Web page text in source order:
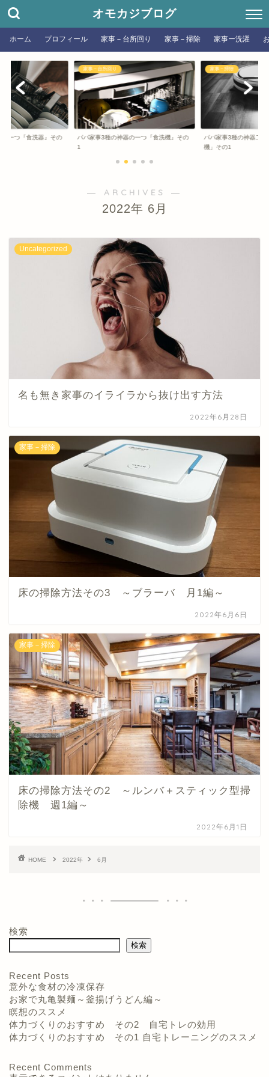
オモカジブログ
ホーム プロフィール 家事－台所回り 家事－掃除 家事ー洗濯
一つ『食洗器』その
家事－台所回り
パパ家事3種の神器の一つ『食洗機』その
1
家事－掃除
パパ家事3種の神器二
機」その1
― ARCHIVES ―
2022年 6月
Uncategorized
名も無き家事のイライラから抜け出す方法
2022年6月28日
家事－掃除
床の掃除方法その3 ～ブラーバ 月1編～
2022年6月6日
家事－掃除
床の掃除方法その2 ～ルンバ＋スティック型掃
除機 週1編～
2022年6月1日
HOME 2022年 6月
検索
検索
Recent Posts
意外な食材の冷凍保存
お家で丸亀製麺～釜揚げうどん編～
瞑想のススメ
体力づくりのおすすめ その2 自宅トレの効用
体力づくりのおすすめ その1 自宅トレーニングのススメ
Recent Comments